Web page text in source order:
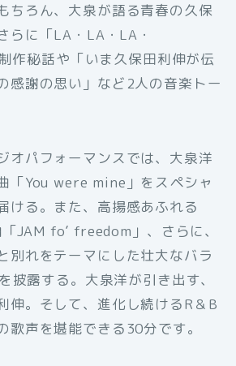
ちろん、大泉が語る青春の久保
らに「LA・LA・LA・
作秘話や「いま久保田利伸が伝
感謝の思い」など2人の音楽トー
オパフォーマンスでは、大泉洋
「You were mine」をスペシャ
ける。また、高揚感あふれる
JAM fo’ freedom」、さらに、
別れをテーマにした壮大なバラ
披露する。大泉洋が引き出す、
伸。そして、進化し続けるR＆B
歌声を堪能できる30分です。